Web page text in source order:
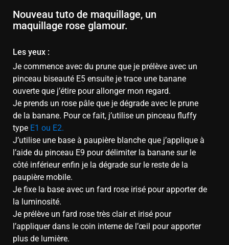
Nouveau tuto de maquillage, un
maquillage rose glamour.
Les yeux :
Je commence avec du prune que je prélève avec un
pinceau biseauté E5 ensuite je trace une banane
ouverte que j’étire pour allonger mon regard.
Je prends un rose pâle que je dégrade avec le prune
de la banane. Pour ce fait, j’utilise un pinceau fluffy
type E1 ou E2.
J’utilise une base à paupière blanche que j’applique à
l’aide du pinceau E9 pour délimiter la banane sur le
côté inférieur enfin je la dégrade sur le reste de la
paupière mobile.
Je fixe la base avec un fard rose irisé pour apporter de
la luminosité.
Je prélève un fard rose très clair et irisé pour
l’appliquer dans le coin interne de l’œil pour apporter
plus de lumière.